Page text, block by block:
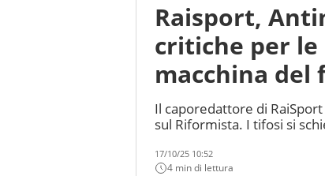
Raisport,
critiche per le
macchina del
Il caporedattore di
sul Riformista. I tifosi si
17/10/25 10:52
4 min di lettura